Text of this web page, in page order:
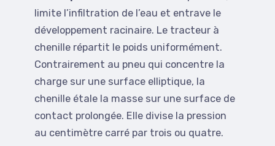
limite l’infiltration de l’eau et entrave le
développement racinaire. Le tracteur à
chenille répartit le poids uniformément.
Contrairement au pneu qui concentre la
charge sur une surface elliptique, la
chenille étale la masse sur une surface de
contact prolongée. Elle divise la pression
au centimètre carré par trois ou quatre.